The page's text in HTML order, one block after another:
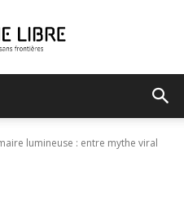
lumineuse : entre mythe viral